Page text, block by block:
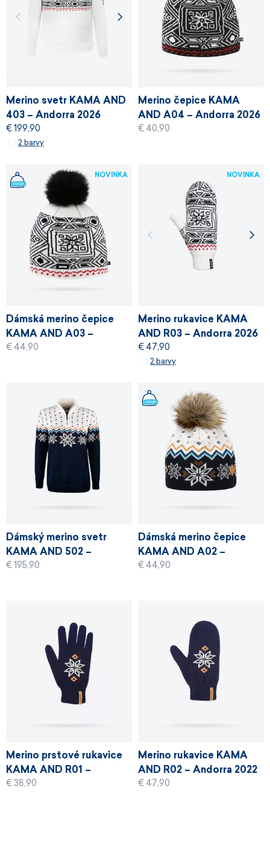
Merino svetr KAMA AND
403 – Andorra 2026
€ 199,90
2 barvy
Merino čepice KAMA
AND A04 – Andorra 2026
€ 40,90
Dámská merino čepice
KAMA AND A03 –
Andorra 2026
€ 44,90
NOVINKA
Merino rukavice KAMA
AND R03 – Andorra 2026
€ 47,90
2 barvy
NOVINKA
Dámský merino svetr
KAMA AND 502 –
Andorra 2022
€ 195,90
Dámská merino čepice
KAMA AND A02 –
Andorra 2022
€ 44,90
Merino prstové rukavice
KAMA AND R01 –
Andorra 2022
€ 38,90
Merino rukavice KAMA
AND R02 – Andorra 2022
€ 47,90